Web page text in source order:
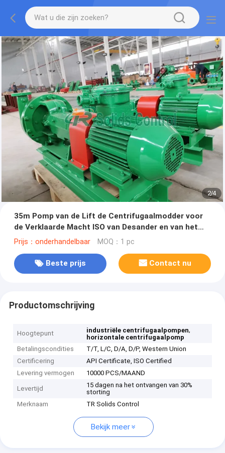
2/4
35m Pomp van de Lift de Centrifugaalmodder voor
de Verklaarde Macht ISO van Desander en van het
Wastoestel 30kw
Prijs：onderhandelbaar MOQ：1 pc
Beste prijs Contact nu
Productomschrijving
Hoogtepunt industriële centrifugaalpompen,
horizontale centrifugaalpomp
Betalingscondities
T/T, L/C, D/A, D/P, Western Union
Certificering
API Certificate, ISO Certified
Levering vermogen
10000 PCS/MAAND
Levertijd
15 dagen na het ontvangen van 30%
storting
Merknaam
TR Solids Control
Bekijk meer